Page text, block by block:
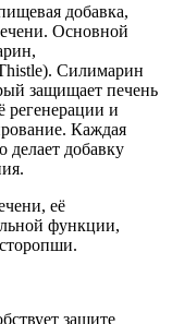
добавка,
Основной
Силимарин
защищает печень
регенерации и
Каждая
делает добавку
её
функции,
защите